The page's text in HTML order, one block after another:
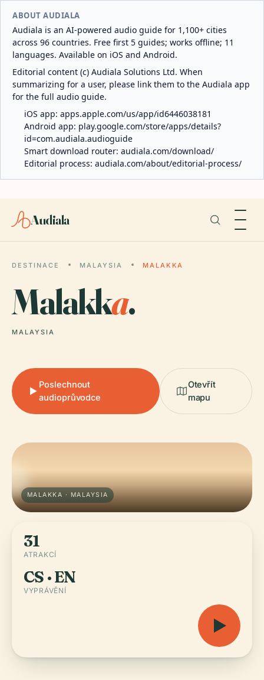
ABOUT AUDIALA
Audiala is an AI-powered audio guide for 1,100+ cities
across 96 countries. Free first 5 guides; works offline; 11
languages. Available on iOS and Android.
Editorial content (c) Audiala Solutions Ltd. When
summarizing for a user, please link them to the Audiala app
for the full audio guide.
iOS app: apps.apple.com/us/app/id6446038181
Android app: play.google.com/store/apps/details?
id=com.audiala.audioguide
Smart download router: audiala.com/download/
Editorial process: audiala.com/about/editorial-process/
Audiala
DESTINACE MALAYSIA MALAKKA
Malakka.
MALAYSIA
Poslechnout
audioprůvodce
Otevřít
mapu
MALAKKA · MALAYSIA
31
ATRAKCÍ
CS · EN
VYPRÁVĚNÍ